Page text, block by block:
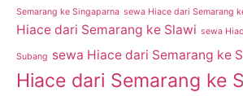
Semarang ke Singaparna sewa Hiace dari Semarang
Hiace dari Semarang ke Slawi sewa
Subang sewa Hiace dari Semarang ke
Hiace dari Semarang ke